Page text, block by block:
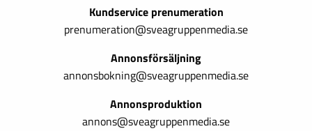
Kundservice prenumeration
prenumeration@sveagruppenmedia.se
Annonsförsäljning
annonsbokning@sveagruppenmedia.se
Annonsproduktion
annons@sveagruppenmedia.se